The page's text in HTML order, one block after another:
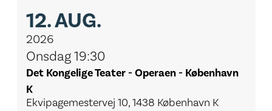
12.AUG.
2026
Onsdag 19:30
Det Kongelige Teater - Operaen - København
K
Ekvipagemestervej 10, 1438 København K